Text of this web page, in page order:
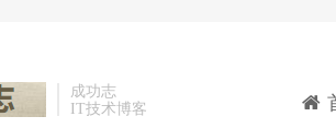
成功志
IT技术博客